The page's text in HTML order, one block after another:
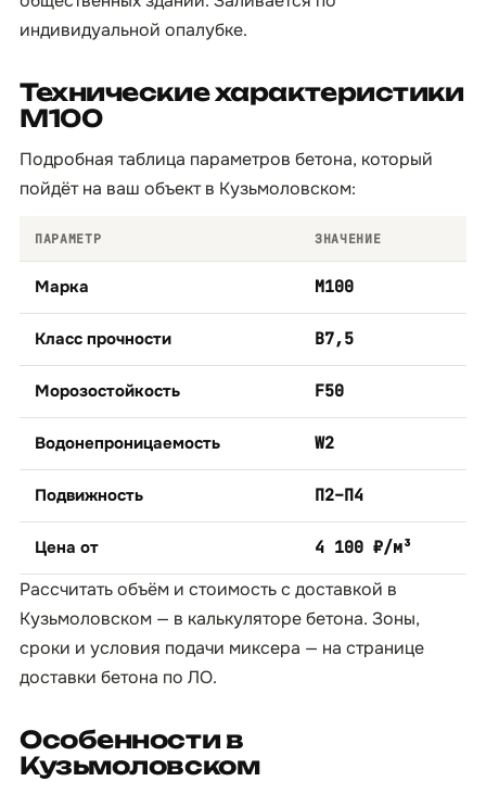
индивидуальной опалубке.
Технические характеристики
М100
Подробная таблица параметров бетона, который
пойдёт на ваш объект в Кузьмоловском:
ПАРАМЕТР ЗНАЧЕНИЕ
Марка М100
Класс прочности B7,5
Морозостойкость F50
Водонепроницаемость W2
Подвижность П2–П4
Цена от 4 100 ₽/м³
Рассчитать объём и стоимость с доставкой в
Кузьмоловском — в калькуляторе бетона. Зоны,
сроки и условия подачи миксера — на странице
доставки бетона по ЛО.
Особенности в
Кузьмоловском